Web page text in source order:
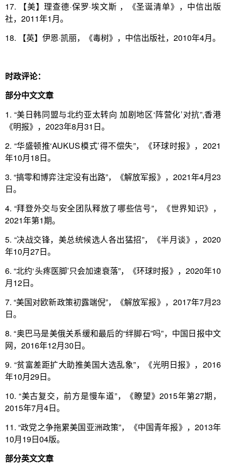
17. 【美】理查德·保罗·埃文斯 ，《圣诞清单》，中信出版
社，2011年1月。
18. 【英】伊恩·凯丽，《毒树》，中信出版社，2010年4月。
时政评论：
部分中文文章
1. “美日韩同盟与北约亚太转向 加剧地区‘阵营化’对抗”,香港
《明报》，2023年8月31日。
2. “华盛顿推‘AUKUS模式’得不偿失”，《环球时报》，2021
年10月18日。
3. “搞零和博弈注定没有出路”，《解放军报》，2021年4月23
日。
4. “拜登外交与安全团队释放了哪些信号”，《世界知识》，
2021年第1期。
5. “决战交锋，美总统候选人各出猛招”，《半月谈》，2020
年10月27日。
6. “北约‘头疼医脚’只会加速衰落”，《环球时报》，2020年10
月12日。
7. “美国对欧新政策初露端倪”，《解放军报》，2017年7月23
日。
8. “奥巴马是美俄关系缓和最后的“绊脚石”吗”，中国日报中文
网，2016年12月30日。
9. “贫富差距扩大助推美国大选乱象”，《光明日报》，2016
年10月29日。
10. “美古复交，前方是慢车道”，《瞭望》2015年第27期，
2015年7月4日。
11. “政党之争拖累美国亚洲政策”，《中国青年报》，2013年
10月19日04版。
部分英文文章